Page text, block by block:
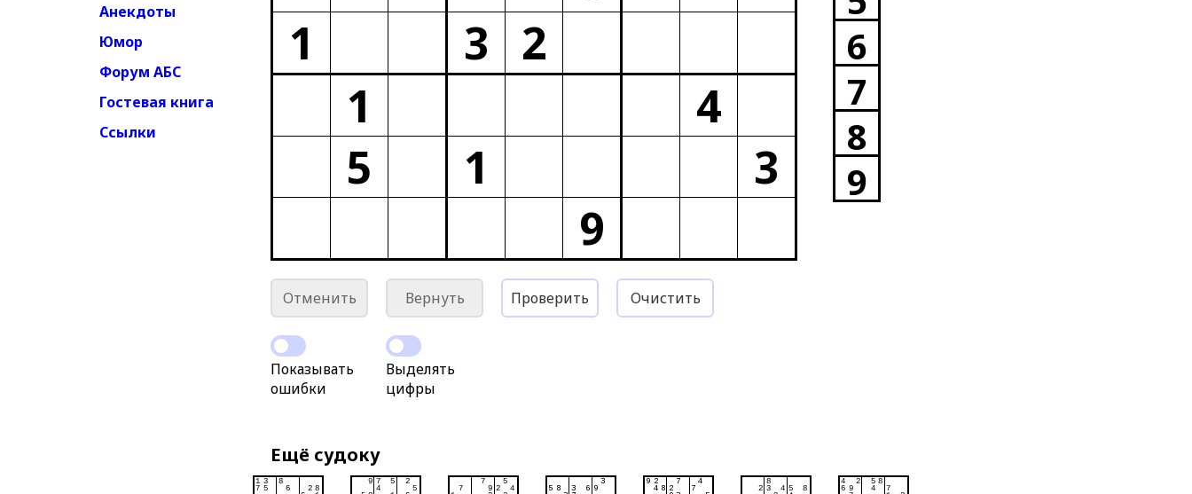
Анекдоты
Юмор
Форум АБС
Гостевая книга
Ссылки
1
3
2
1
4
5
1
3
9
6
7
8
9
Отменить Вернуть Проверить Очистить
Показывать
ошибки
Выделять
цифры
Ещё судоку